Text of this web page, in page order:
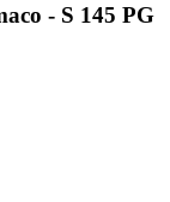
- S 145 PG